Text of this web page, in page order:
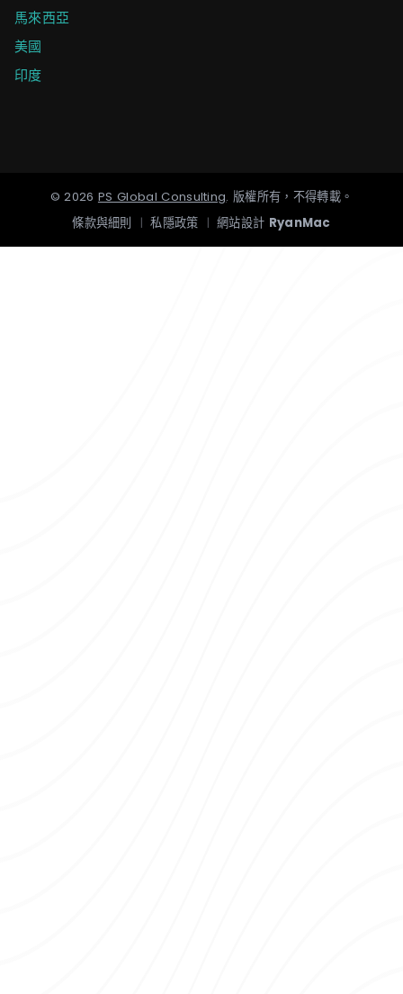
馬來西亞
美國
印度
©2026 PS Global Consulting.版權所有，不得轉載。
條款與細則
| 私隱政策 | 網站設計 RyanMac